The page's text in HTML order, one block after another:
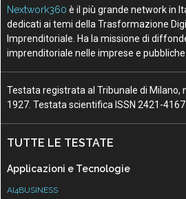
Nextwork360 è il più grande network in
dedicati ai temi della Trasformazione
Imprenditoriale. Ha la missione di
imprenditoriale nelle imprese e
Testata registrata al Tribunale di Milano,
1927. Testata scientifica ISSN 2421-4167
TUTTE LE TESTATE
Applicazioni e Tecnologie
AI4BUSINESS